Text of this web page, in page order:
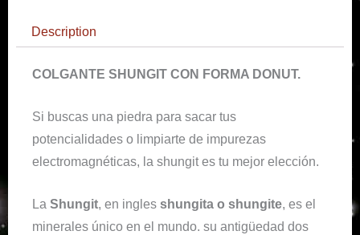
Description
COLGANTE SHUNGIT CON FORMA DONUT.
Si buscas una piedra para sacar tus
potencialidades o limpiarte de impurezas
electromagnéticas, la shungit es tu mejor elección.
La Shungit, en ingles shungita o shungite, es el
minerales único en el mundo. su antigüedad dos